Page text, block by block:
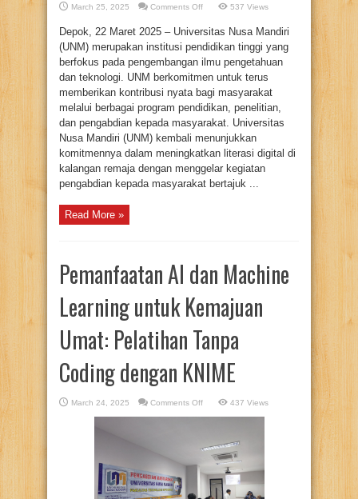
March 25, 2025 Comments Offon
GELAR
WORKSHOP
“EMPOWERING
YOUTH
WITH
DESIGN
WORKSHOP
FIGMA
UNTUK
REMAJA
KREATIF”
537 Views
Depok, 22 Maret 2025 – Universitas Nusa Mandiri
(UNM) merupakan institusi pendidikan tinggi yang
berfokus pada pengembangan ilmu pengetahuan
dan teknologi. UNM berkomitmen untuk terus
memberikan kontribusi nyata bagi masyarakat
melalui berbagai program pendidikan, penelitian,
dan pengabdian kepada masyarakat. Universitas
Nusa Mandiri (UNM) kembali menunjukkan
komitmennya dalam meningkatkan literasi digital di
kalangan remaja dengan menggelar kegiatan
pengabdian kepada masyarakat bertajuk ...
Read More »
Pemanfaatan AI dan Machine
Learning untuk Kemajuan
Umat: Pelatihan Tanpa
Coding dengan KNIME
March 24, 2025 Comments Offon
AI
Learning
untuk
Kemajuan
Umat:
Pelatihan
Tanpa
437 Views